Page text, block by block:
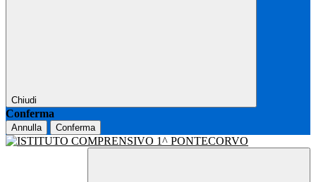
Chiudi
Conferma
Annulla Conferma